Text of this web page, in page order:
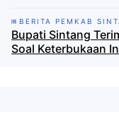
BERITA PEMKAB
Bupati Sintang
Soal Keterbukaan